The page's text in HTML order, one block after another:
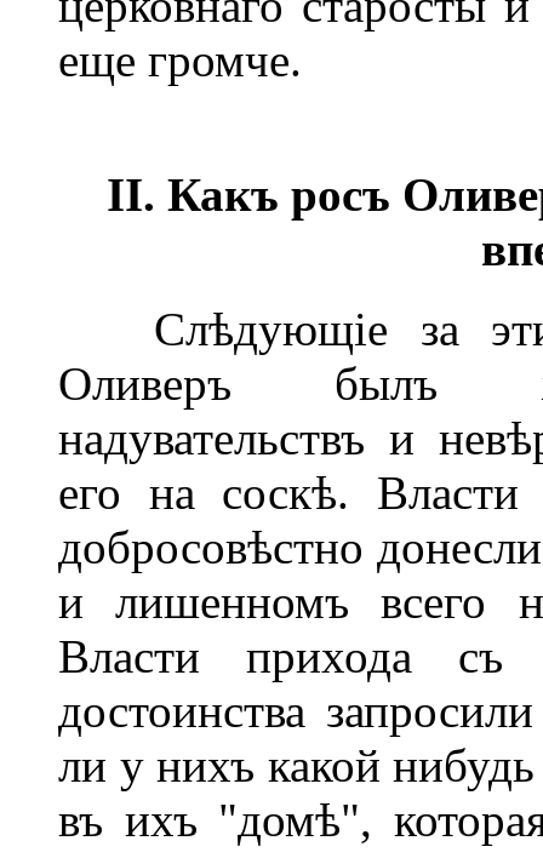
еще громче.
II. Какъ росъ
Слѣдующіе за
Оливеръ былъ
надувательствъ и
его на соскѣ.
добросовѣстно
и лишенномъ всего
Власти прихода съ
достоинства
ли у нихъ какой
въ ихъ "домѣ",